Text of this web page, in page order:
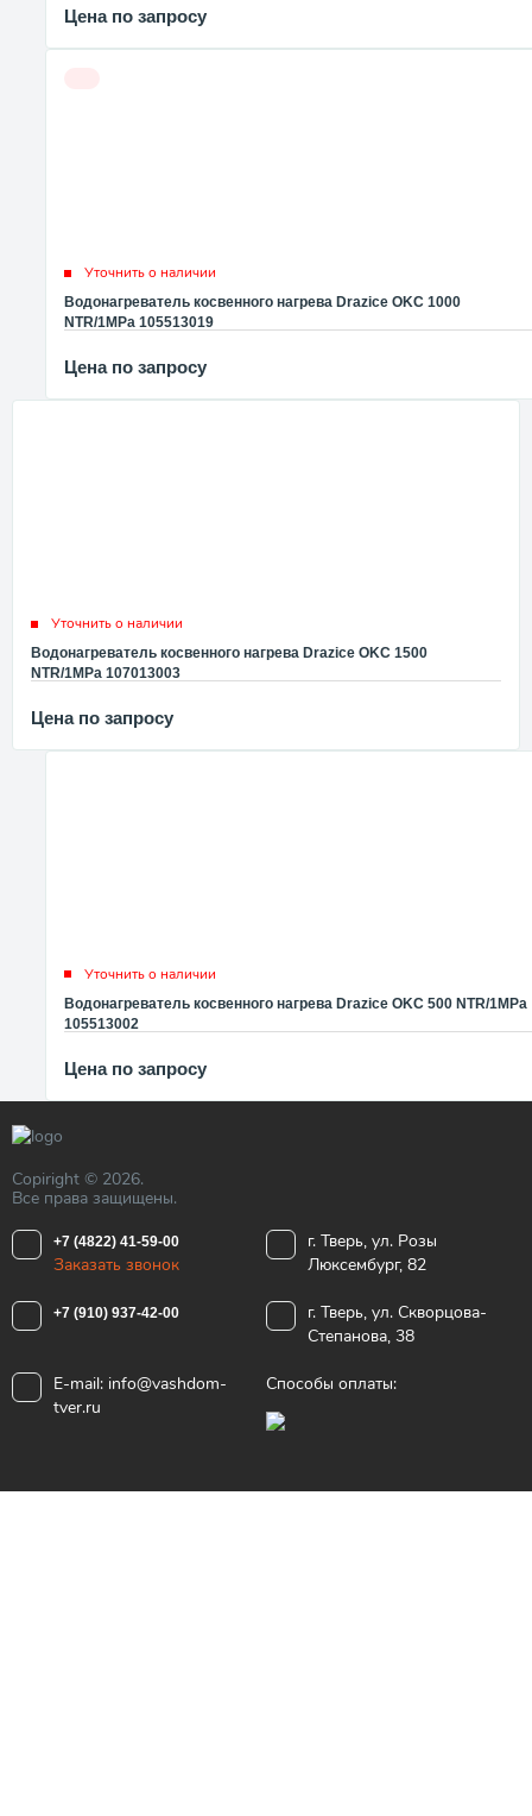
Цена по запросу
Уточнить о наличии
Водонагреватель косвенного нагрева Drazice OKC 1000
NTR/1MPa 105513019
Цена по запросу
Уточнить о наличии
Водонагреватель косвенного нагрева Drazice OKC 1500
NTR/1MPa 107013003
Цена по запросу
Уточнить о наличии
Водонагреватель косвенного нагрева Drazice OKC 500 NTR/1MPa
105513002
Цена по запросу
Copiright © 2026.
Все права защищены.
+7 (4822) 41-59-00
Заказать звонок
г. Тверь, ул. Розы
Люксембург, 82
+7 (910) 937-42-00
г. Тверь, ул. Скворцова-
Степанова, 38
E-mail: info@vashdom-
tver.ru
Способы оплаты: